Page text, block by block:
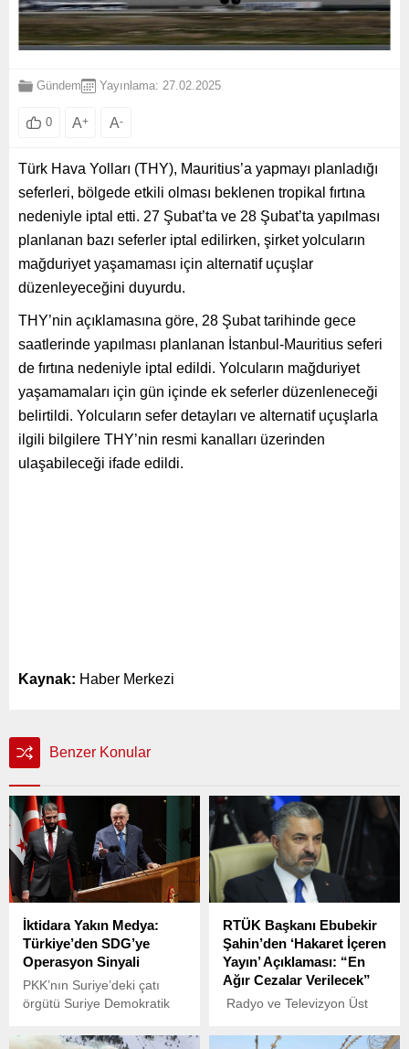
Gündem Yayınlama: 27.02.2025
0 A+ A-
Türk Hava Yolları (THY), Mauritius’a yapmayı planladığı
seferleri, bölgede etkili olması beklenen tropikal fırtına
nedeniyle iptal etti. 27 Şubat’ta ve 28 Şubat’ta yapılması
planlanan bazı seferler iptal edilirken, şirket yolcuların
mağduriyet yaşamaması için alternatif uçuşlar
düzenleyeceğini duyurdu.
THY’nin açıklamasına göre, 28 Şubat tarihinde gece
saatlerinde yapılması planlanan İstanbul-Mauritius seferi
de fırtına nedeniyle iptal edildi. Yolcuların mağduriyet
yaşamamaları için gün içinde ek seferler düzenleneceği
belirtildi. Yolcuların sefer detayları ve alternatif uçuşlarla
ilgili bilgilere THY’nin resmi kanalları üzerinden
ulaşabileceği ifade edildi.
Kaynak: Haber Merkezi
Benzer Konular
İktidara Yakın Medya:
Türkiye’den SDG’ye
Operasyon Sinyali
PKK’nın Suriye’deki çatı
örgütü Suriye Demokratik
ordusuna entegre edilip
RTÜK Başkanı Ebubekir
Şahin’den ‘Hakaret İçeren
Yayın’ Açıklaması: “En
Ağır Cezalar Verilecek”
Radyo ve Televizyon Üst
Ebubekir Şahin, AKP’li